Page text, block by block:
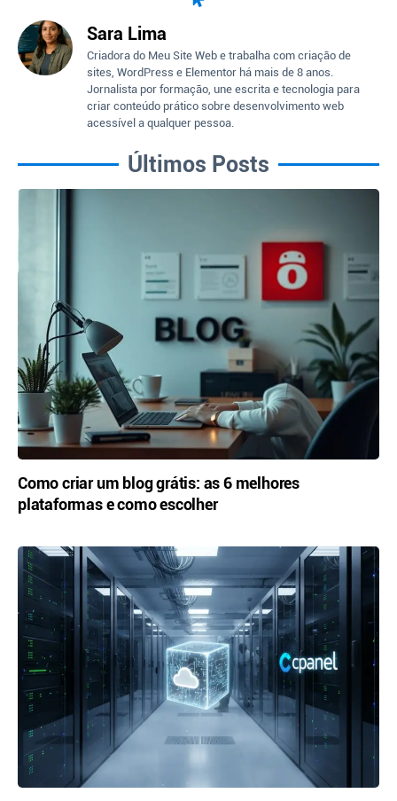
Sara Lima
Criadora do Meu Site Web e trabalha com criação de
sites, WordPress e Elementor há mais de 8 anos.
Jornalista por formação, une escrita e tecnologia para
criar conteúdo prático sobre desenvolvimento web
acessível a qualquer pessoa.
Últimos Posts
Como criar um blog grátis: as 6 melhores
plataformas e como escolher